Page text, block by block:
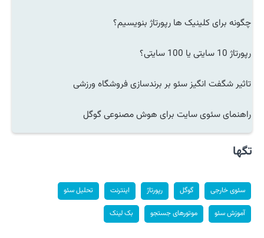
چگونه برای کلینیک ها رپورتاژ بنویسیم؟
رپورتاژ 10 سایتی یا 100 سایتی؟
تاثیر شگفت انگیز سئو بر برندسازی فروشگاه ورزشی
راهنمای سئوی سایت برای هوش مصنوعی گوگل
تگها
سئوی خارجی گوگل رپورتاژ اینترنت تحلیل سئو
آموزش سئو موتورهای جستجو بک لینک